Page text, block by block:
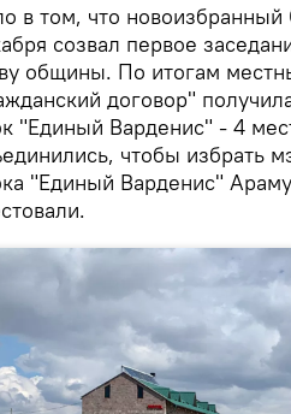
в том, что
созвал первое
общины. По итогам
договор"
"Единый Варденис" - 4
чтобы избрать
"Единый Варденис"